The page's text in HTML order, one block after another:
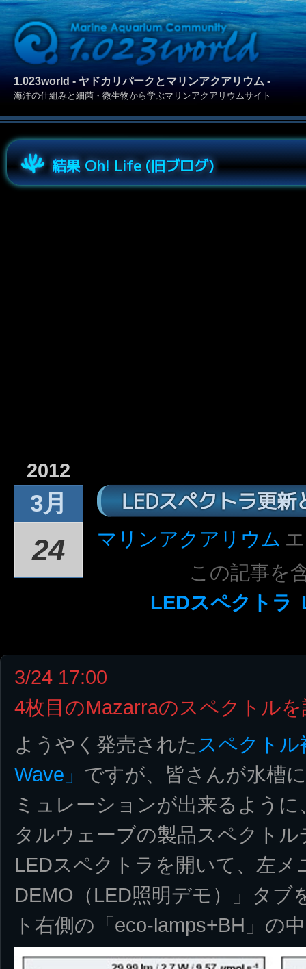
1.023world - ヤドカリパークとマリンアクアリウム -
海洋の仕組みと細菌・微生物から学ぶマリンアクアリウムサイト
結果 Oh! Life (旧ブログ)
2012
3月
24
LEDスペクトラ更
マリンアクアリウム
この記事を
LEDスペクトラ
3/24 17:00
4枚目のMazarraのスペクトル
ようやく発売された スペクトル
Wave」 ですが、皆さんが水槽
ミュレーションが出来るように
タルウェーブの製品スペクト
LEDスペクトラを開いて、左メ
DEMO（LED照明デモ）」タブ
ト右側の「eco-lamps+BH」の